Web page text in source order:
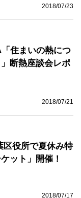
2018/07/23
住まいの熱につ
断熱座談会レポ
2018/07/21
区役所で夏休み特
ット」開催！
2018/07/17